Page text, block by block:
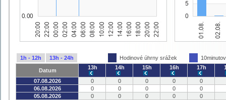
1h - 12h 13h - 24h Hodinové úhrny srážek
Datum 13h 14h 15h 16h 17h
07.08.2026 0 0 0 0
0
06.08.2026
0 0 0 0
0
05.08.2026
0 0 0 0
0